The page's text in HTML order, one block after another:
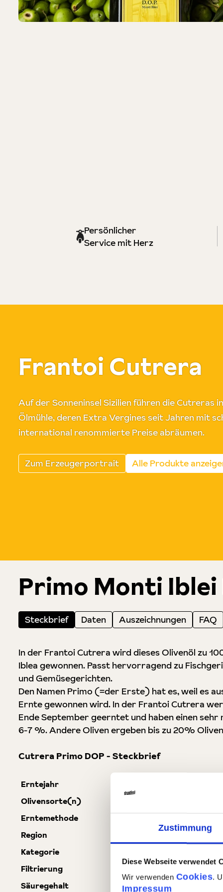
Zustimmung
Diese Webseite verwendet
Wir verwenden Cookies.
Impressum
Persönlicher
Service mit Herz
Frantoi Cutrera
Auf der Sonneninsel Sizilien führen die Cutreras
Ölmühle, deren Extra Vergines seit Jahren mit
international renommierte Preise abräumen.
Zum Erzeugerportrait Alle Produkte
Primo Monti
Steckbrief Daten Auszeichnungen FAQ
In der Frantoi Cutrera wird dieses Olivenöl zu
Iblea gewonnen. Passt hervorragend zu
und Gemüsegerichten.
Den Namen Primo (=der Erste) hat es, weil es
Ernte gewonnen wird. In der Frantoi Cutrera
Ende September geerntet und haben einen
6-7 %. Andere Oliven ergeben bis zu 20%
Cutrera Primo DOP - Steckbrief
Erntejahr
Olivensorte(n)
Erntemethode
Region
Monti Iblei - Chiaramonte
Kategorie
Filtrierung
Säuregehalt
0,23 %